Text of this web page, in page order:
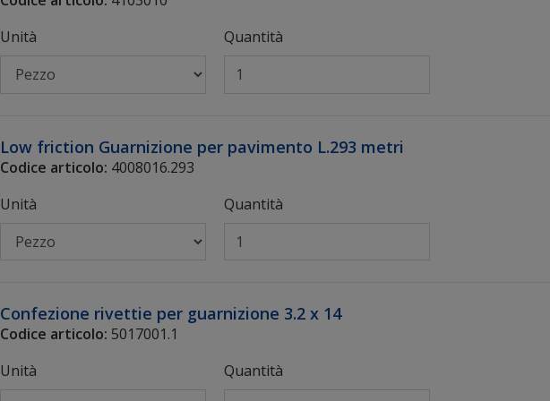
Unità
Quantità
Low friction Guarnizione per pavimento L.293 metri
Codice articolo: 4008016.293
Unità
Quantità
Confezione rivettie per guarnizione 3.2 x 14
Codice articolo: 5017001.1
Unità
Quantità